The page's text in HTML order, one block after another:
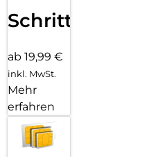
Schritten
ab 19,99 €
inkl. MwSt.
Mehr
erfahren